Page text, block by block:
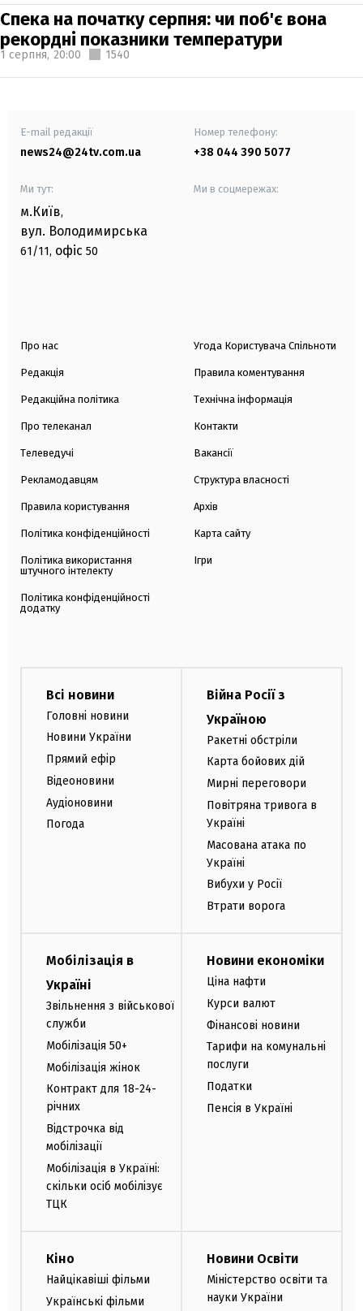
Спека на початку серпня: чи поб'є вона
рекордні показники температури
1 серпня, 20:00 1540
E-mail редакції
news24@24tv.com.ua
Номер телефону:
+38 044 390 5077
Ми тут:
м.Київ,
вул. Володимирська
61/11, офіс 50
Ми в соцмережах:
Про нас
Редакція
Редакційна політика
Про телеканал
Телеведучі
Рекламодавцям
Правила користування
Політика конфіденційності
Політика використання
штучного інтелекту
Політика конфіденційності
додатку
Угода Користувача Спільноти
Правила коментування
Технічна інформація
Контакти
Вакансії
Структура власності
Архів
Карта сайту
Ігри
Всі новини
Головні новини
Новини України
Прямий ефір
Відеоновини
Аудіоновини
Погода
Війна Росії з
Україною
Ракетні обстріли
Карта бойових дій
Мирні переговори
Повітряна тривога в
Україні
Масована атака по
Україні
Вибухи у Росії
Втрати ворога
Мобілізація в
Україні
Звільнення з військової
служби
Мобілізація 50+
Мобілізація жінок
Контракт для 18-24-
річних
Відстрочка від
мобілізації
Мобілізація в Україні:
скільки осіб мобілізує
ТЦК
Новини економіки
Ціна нафти
Курси валют
Фінансові новини
Тарифи на комунальні
послуги
Податки
Пенсія в Україні
Кіно
Найцікавіші фільми
Українські фільми
Новини Освіти
Міністерство освіти та
науки України